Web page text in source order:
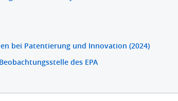
bei Patentierung und Innovation (2024)
des EPA